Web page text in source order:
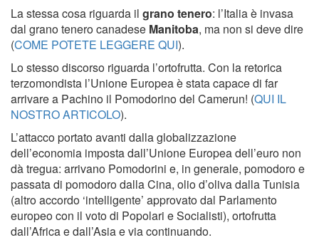
La stessa cosa riguarda il grano tenero: l’Italia è invasa
dal grano tenero canadese Manitoba, ma non si deve dire
(COME POTETE LEGGERE QUI).
Lo stesso discorso riguarda l’ortofrutta. Con la retorica
terzomondista l’Unione Europea è stata capace di far
arrivare a Pachino il Pomodorino del Camerun! (QUI IL
NOSTRO ARTICOLO).
L’attacco portato avanti dalla globalizzazione
dell’economia imposta dall’Unione Europea dell’euro non
dà tregua: arrivano Pomodorini e, in generale, pomodoro e
passata di pomodoro dalla Cina, olio d’oliva dalla Tunisia
(altro accordo ‘intelligente’ approvato dal Parlamento
europeo con il voto di Popolari e Socialisti), ortofrutta
dall’Africa e dall’Asia e via continuando.